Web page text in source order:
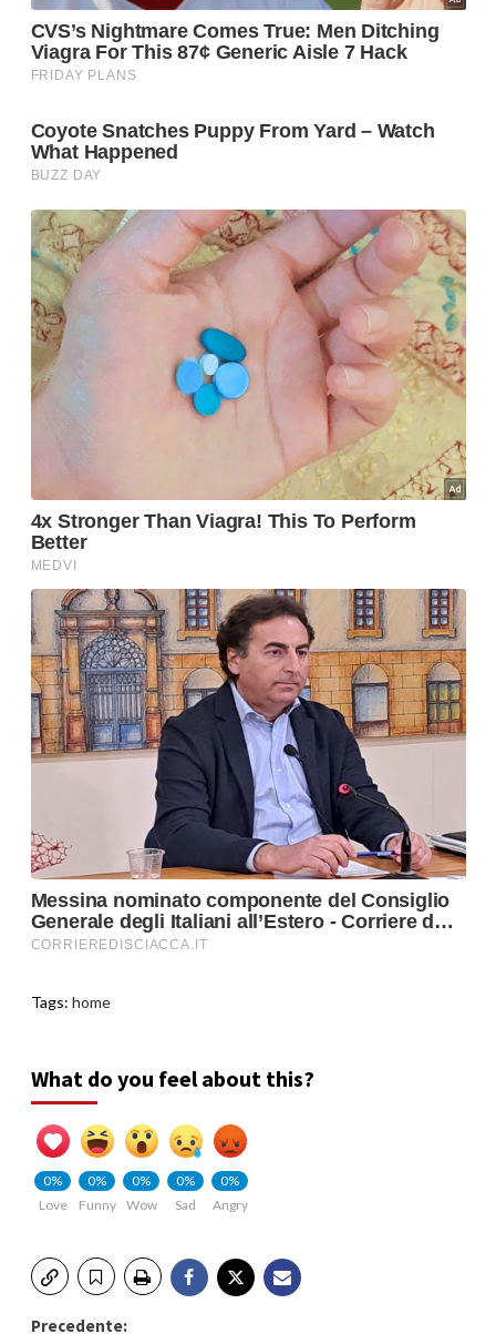
Tags: home
What do you feel about this?
0%
Love
0%
Funny
0%
Wow
0%
Sad
0%
Angry
Precedente: